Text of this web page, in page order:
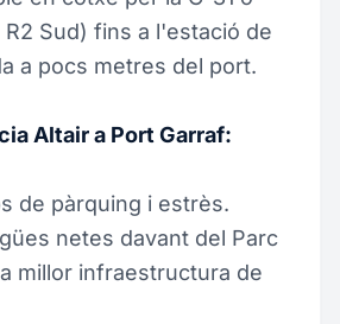
Sud) fins a l'estació de
a pocs metres del port.
Altair a Port Garraf:
de pàrquing i estrès.
netes davant del Parc
millor infraestructura de